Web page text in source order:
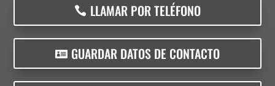
LLAMAR POR TELÉFONO
GUARDAR DATOS DE CONTACTO